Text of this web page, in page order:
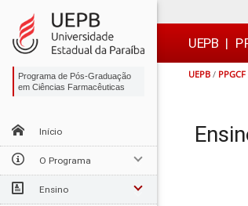
para
conteúdo
para
menu
para
busca
para
rodapé
 UEPB |
UEPB / PPGCF
Programa de Pós-Graduação
em Ciências Farmacêuticas
Início
O Programa
Ensino